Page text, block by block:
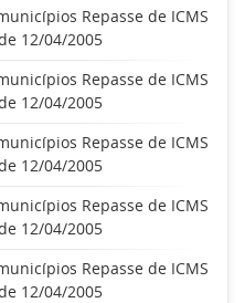
Repasse de ICMS
12/04/2005
Repasse de ICMS
12/04/2005
Repasse de ICMS
12/04/2005
Repasse de ICMS
12/04/2005
Repasse de ICMS
12/04/2005